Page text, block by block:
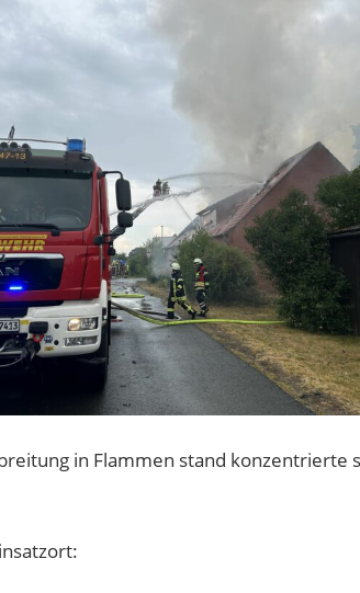
in Flammen stand konzentrierte